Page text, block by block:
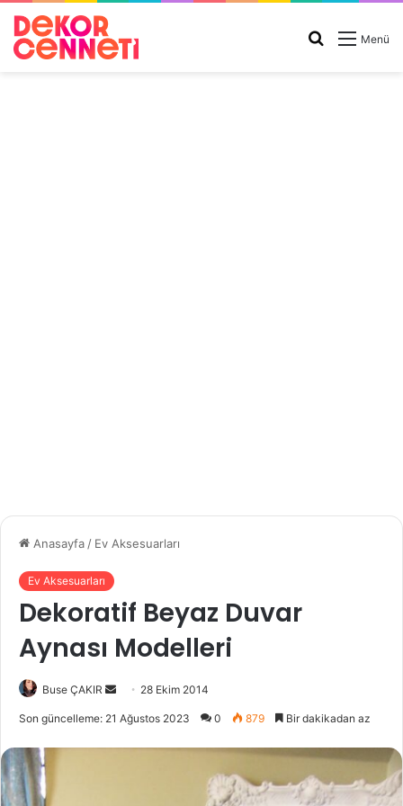
Menü
Arama
Anasayfa / Ev Aksesuarları
Ev Aksesuarları
Dekoratif Beyaz Duvar
Aynası Modelleri
Buse ÇAKIR 28 Ekim 2014
Son güncelleme: 21 Ağustos 2023 0 879 Bir dakikadan az